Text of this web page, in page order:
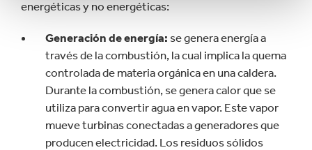
energéticas y no energéticas:
Generación de energía: se genera energía a
través de la combustión, la cual implica la quema
controlada de materia orgánica en una caldera.
Durante la combustión, se genera calor que se
utiliza para convertir agua en vapor. Este vapor
mueve turbinas conectadas a generadores que
producen electricidad. Los residuos sólidos